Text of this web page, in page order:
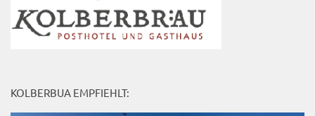
KOLBERBUA EMPFIEHLT: